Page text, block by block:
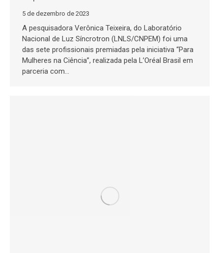
5 de dezembro de 2023
A pesquisadora Verônica Teixeira, do Laboratório
Nacional de Luz Síncrotron (LNLS/CNPEM) foi uma
das sete profissionais premiadas pela iniciativa “Para
Mulheres na Ciência”, realizada pela L’Oréal Brasil em
parceria com…